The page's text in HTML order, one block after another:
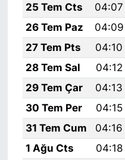
25 Tem Cts
04:07
26 Tem Paz
04:09
27 Tem Pts
04:10
28 Tem Sal
04:12
29 Tem Çar
04:13
30 Tem Per
04:15
31 Tem Cum
04:16
1 Ağu Cts
04:18